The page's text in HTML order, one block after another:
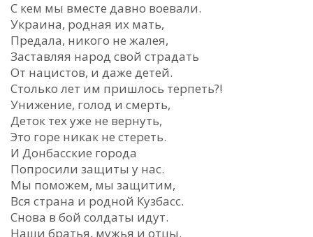
С кем мы вместе давно воевали.
Украина, родная их мать,
Предала, никого не жалея,
Заставляя народ свой страдать
От нацистов, и даже детей.
Столько лет им пришлось терпеть?!
Унижение, голод и смерть,
Деток тех уже не вернуть,
Это горе никак не стереть.
И Донбасские города
Попросили защиты у нас.
Мы поможем, мы защитим,
Вся страна и родной Кузбасс.
Снова в бой солдаты идут.
Наши братья, мужья и отцы.